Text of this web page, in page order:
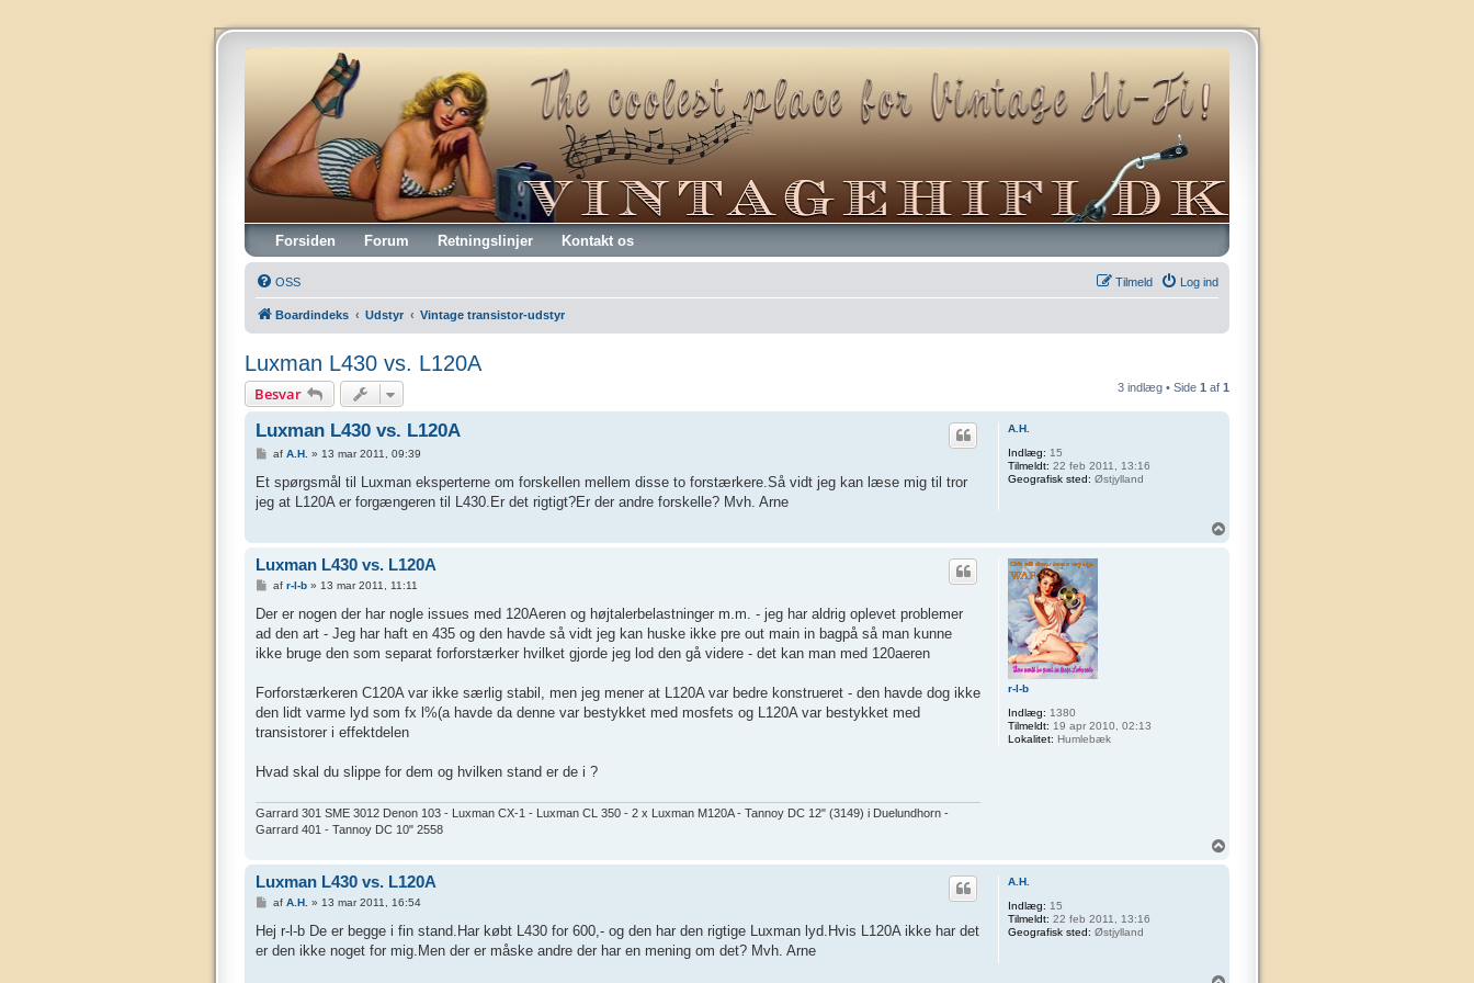
Vintagehifi.dk
Forsiden Forum Retningslinjer Kontakt os
OSS Log ind
Tilmeld
Boardindeks Udstyr Vintage transistor-udstyr
Luxman L430 vs. L120A
Besvar 3 indlæg • Side 1 af 1
A.H.
Indlæg: 15
Tilmeldt: 22 feb 2011, 13:16
Geografisk sted: Østjylland
Luxman L430 vs. L120A
d
æ
af A.H. » 13 mar 2011, 09:39
Et spørgsmål til Luxman eksperterne om forskellen mellem disse to forstærkere.Så vidt jeg kan læse mig til tror
jeg at L120A er forgængeren til L430.Er det rigtigt?Er der andre forskelle? Mvh. Arne
r-l-b
Indlæg: 1380
Tilmeldt: 19 apr 2010, 02:13
Lokalitet: Humlebæk
Luxman L430 vs. L120A
d
æ
g
af r-l-b» 13 mar 2011, 11:11
Der er nogen der har nogle issues med 120Aeren og højtalerbelastninger m.m. - jeg har aldrig oplevet problemer
ad den art - Jeg har haft en 435 og den havde så vidt jeg kan huske ikke pre out main in bagpå så man kunne
ikke bruge den som separat forforstærker hvilket gjorde jeg lod den gå videre - det kan man med 120aeren
Forforstærkeren C120A var ikke særlig stabil, men jeg mener at L120A var bedre konstrueret - den havde dog ikke
den lidt varme lyd som fx l%(a havde da denne var bestykket med mosfets og L120A var bestykket med
transistorer i effektdelen
Hvad skal du slippe for dem og hvilken stand er de i ?
Garrard 301 SME 3012 Denon 103 - Luxman CX-1 - Luxman CL 350 - 2 x Luxman M120A - Tannoy DC 12" (3149) i Duelundhorn -
Garrard 401 - Tannoy DC 10" 2558
A.H.
Indlæg: 15
Tilmeldt: 22 feb 2011, 13:16
Geografisk sted: Østjylland
Luxman L430 vs. L120A
d
æ
af A.H. » 13 mar 2011, 16:54
Hej r-l-b De er begge i fin stand.Har købt L430 for 600,- og den har den rigtige Luxman lyd.Hvis L120A ikke har det
er den ikke noget for mig.Men der er måske andre der har en mening om det? Mvh. Arne